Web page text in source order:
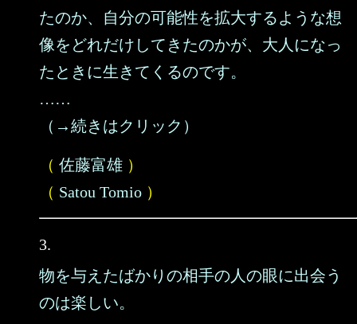
たのか、自分の可能性を拡大するような想
像をどれだけしてきたのかが、大人になっ
たときに生きてくるのです。
……
（→続きはクリック）
（ 佐藤富雄 ）
（ Satou Tomio ）
3.
物を与えたばかりの相手の人の眼に出会う
のは楽しい。